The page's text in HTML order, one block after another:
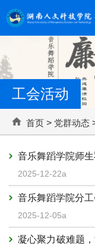
工会活动
首页 > 党群动态
音乐舞蹈学院师
2025-12-22a
音乐舞蹈学院分
2025-12-05a
凝心聚力破难题